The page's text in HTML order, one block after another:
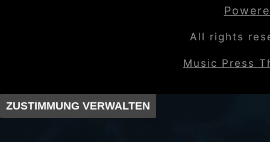
All rights
Music Press
ZUSTIMMUNG VERWALTEN